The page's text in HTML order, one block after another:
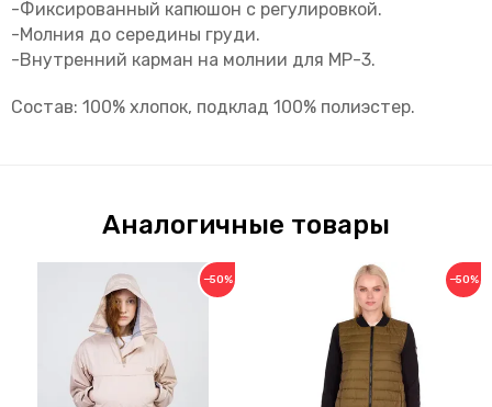
-Фиксированный капюшон с регулировкой.
-Молния до середины груди.
-Внутренний карман на молнии для МР-3.
Состав: 100% хлопок, подклад 100% полиэстер.
Аналогичные товары
−50% −50%